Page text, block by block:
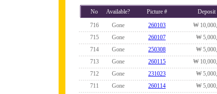
No Available? Picture #
Deposit
716
Gone 260103
₩
715
Gone 260107
₩
714
Gone 250308
₩
713
Gone 260115
₩
712
Gone 231023
₩
711
Gone 260114
₩